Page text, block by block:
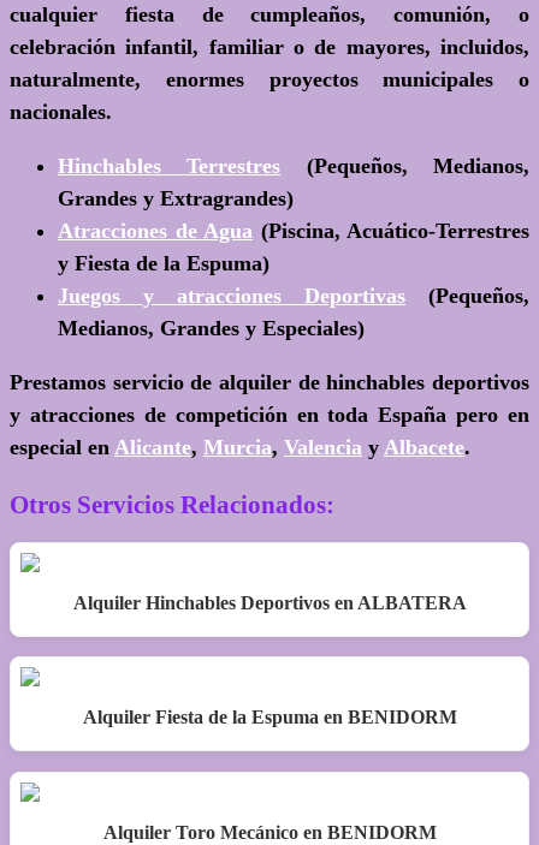
cualquier fiesta de cumpleaños, comunión, o
celebración infantil, familiar o de mayores, incluidos,
naturalmente, enormes proyectos municipales o
nacionales.
Hinchables Terrestres (Pequeños, Medianos,
Grandes y Extragrandes)
Atracciones de Agua (Piscina, Acuático-Terrestres
y Fiesta de la Espuma)
Juegos y atracciones Deportivas (Pequeños,
Medianos, Grandes y Especiales)
Prestamos servicio de alquiler de hinchables deportivos
y atracciones de competición en toda España pero en
especial en Alicante, Murcia, Valencia y Albacete.
Otros Servicios Relacionados:
Alquiler Hinchables Deportivos en ALBATERA
Alquiler Fiesta de la Espuma en BENIDORM
Alquiler Toro Mecánico en BENIDORM